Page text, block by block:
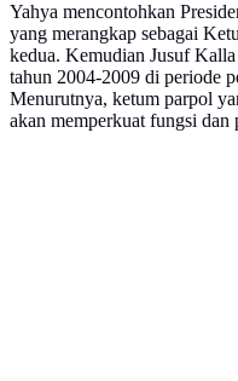
Yahya mencontohkan
yang merangkap sebagai
kedua. Kemudian Jusuf
tahun 2004-2009 di periode
Menurutnya, ketum parpol
akan memperkuat fungsi dan